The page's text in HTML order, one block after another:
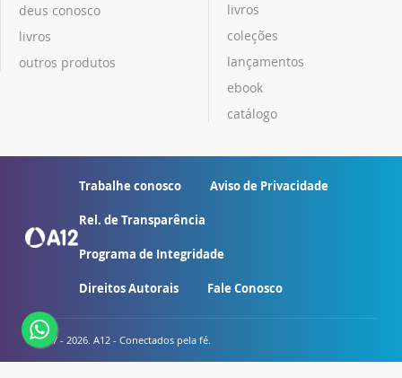
deus conosco
livros
outros produtos
livros
coleções
lançamentos
ebook
catálogo
Trabalhe conosco Aviso de Privacidade
Rel. de Transparência
Programa de Integridade
Direitos Autorais Fale Conosco
© 2007 - 2026. A12 - Conectados pela fé.